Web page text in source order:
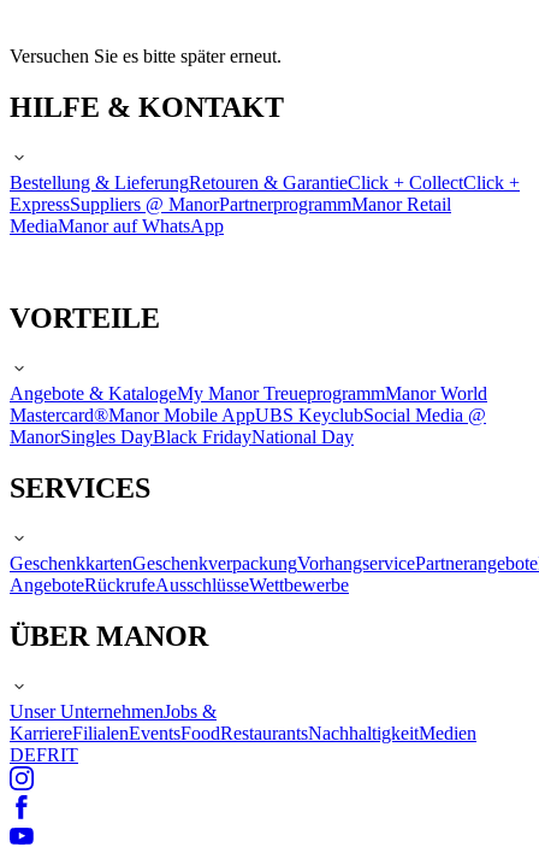
Versuchen Sie es bitte später erneut.
HILFE & KONTAKT
Bestellung & LieferungRetouren & GarantieClick + CollectClick +
ExpressSuppliers @ ManorPartnerprogrammManor Retail
MediaManor auf WhatsApp
VORTEILE
Angebote & KatalogeMy Manor TreueprogrammManor World
Mastercard®Manor Mobile AppUBS KeyclubSocial Media @
ManorSingles DayBlack FridayNational Day
SERVICES
GeschenkkartenGeschenkverpackungVorhangservicePartnerangebote
AngeboteRückrufeAusschlüsseWettbewerbe
ÜBER MANOR
Unser UnternehmenJobs &
KarriereFilialenEventsFoodRestaurantsNachhaltigkeitMedien
DEFRIT